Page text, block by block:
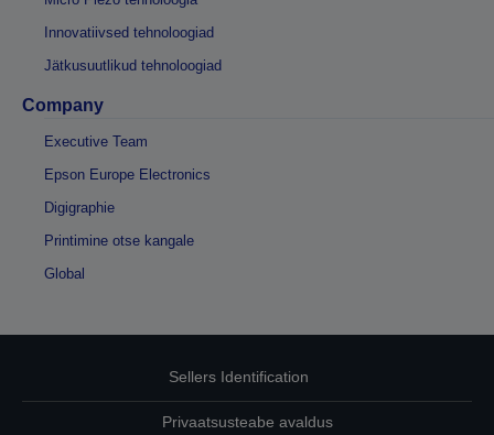
Innovatiivsed tehnoloogiad
Jätkusuutlikud tehnoloogiad
Company
Executive Team
Epson Europe Electronics
Digigraphie
Printimine otse kangale
Global
Sellers Identification
Privaatsusteabe avaldus